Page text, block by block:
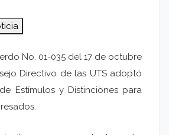
No. 01-035 del 17 de octubre
Directivo de las UTS adoptó
Estímulos y Distinciones para